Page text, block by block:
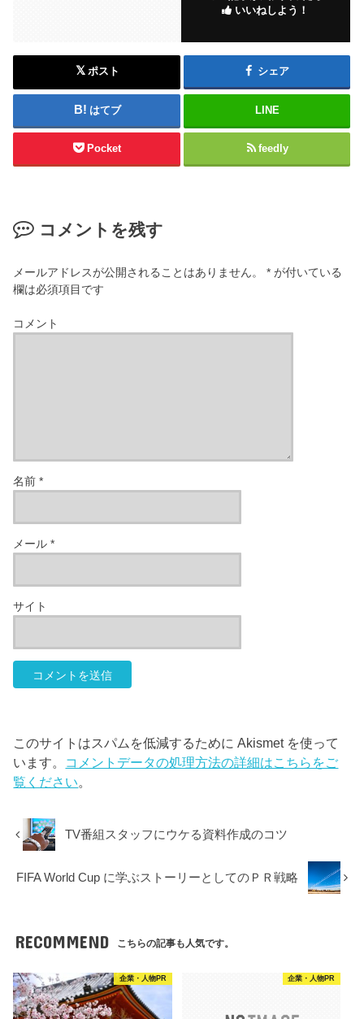
いいねしよう！
ポスト シェア
はてブ LINE
Pocket feedly
コメントを残す
メールアドレスが公開されることはありません。 * が付いている
欄は必須項目です
コメント
名前*
メール*
サイト
このサイトはスパムを低減するために Akismet を使って
います。 コメントデータの処理方法の詳細はこちらをご
覧ください。
TV番組スタッフにウケる資料作成のコツ
FIFA World Cup に学ぶストーリーとしてのＰＲ戦略
RECOMMEND こちらの記事も人気です。
企業・人物PR 企業・人物PR